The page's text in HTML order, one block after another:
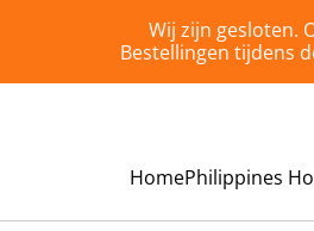
Wij zijn gesloten.
Bestellingen tijdens
HomePhilippines